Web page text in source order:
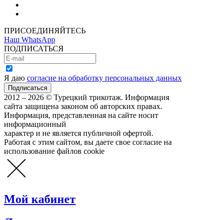
ПРИСОЕДИНЯЙТЕСЬ
Наш WhatsApp
ПОДПИСАТЬСЯ
Я даю согласие на обработку персональных данных
2012 – 2026 © Турецкий трикотаж. Информация
сайта защищена законом об авторских правах.
Информация, представленная на сайте носит
информационный
характер и не является публичной офертой.
Работая с этим сайтом, вы даете свое согласие на
использование файлов cookie
Мой кабинет